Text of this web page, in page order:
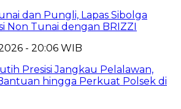
dan Pungli, Lapas Sibolga
Non Tunai dengan BRIZZI
- 20:06 WIB
Presisi Jangkau Pelalawan,
hingga Perkuat Polsek di